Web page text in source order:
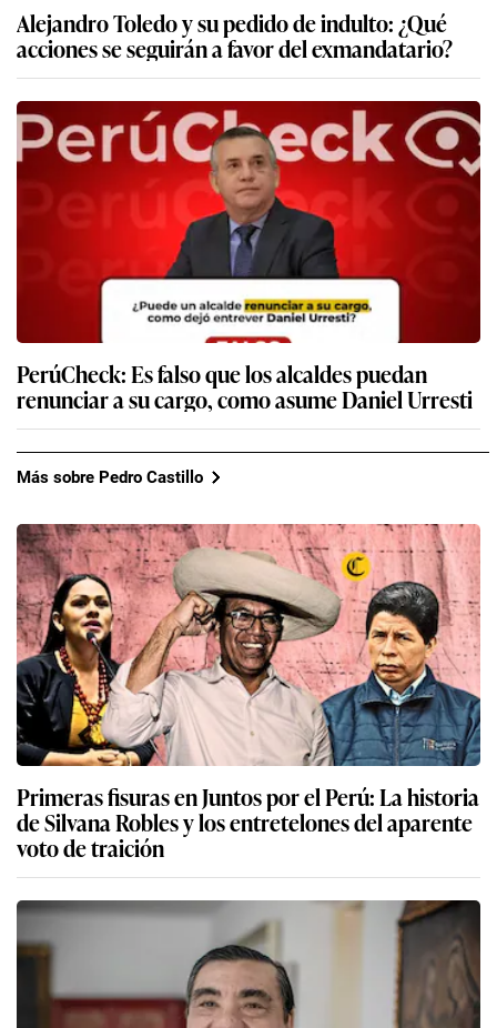
Alejandro Toledo y su pedido de indulto: ¿Qué
acciones se seguirán a favor del exmandatario?
PerúCheck: Es falso que los alcaldes puedan
renunciar a su cargo, como asume Daniel Urresti
Más sobre Pedro Castillo
Primeras fisuras en Juntos por el Perú: La historia
de Silvana Robles y los entretelones del aparente